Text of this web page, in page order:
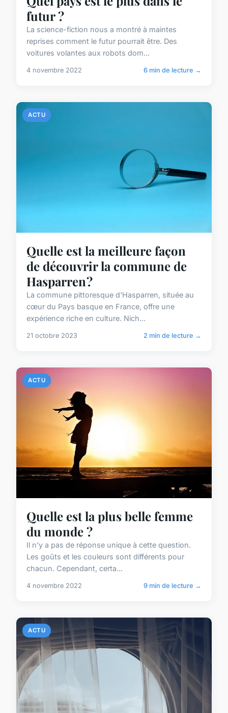
futur ?
La science-fiction nous a montré à maintes
reprises comment le futur pourrait être. Des
voitures volantes aux robots dom...
4 novembre 2022 6 min de lecture →
ACTU
Quelle est la meilleure façon
de découvrir la commune de
Hasparren ?
La commune pittoresque d'Hasparren, située au
cœur du Pays basque en France, offre une
expérience riche en culture. Nich...
21 octobre 2023 2 min de lecture →
ACTU
Quelle est la plus belle femme
du monde ?
Il n'y a pas de réponse unique à cette question.
Les goûts et les couleurs sont différents pour
chacun. Cependant, certa...
4 novembre 2022 9 min de lecture →
ACTU